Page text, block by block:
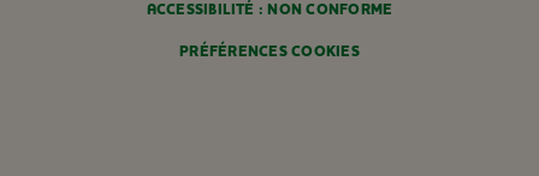
ACCESSIBILITÉ : NON CONFORME
PRÉFÉRENCES COOKIES